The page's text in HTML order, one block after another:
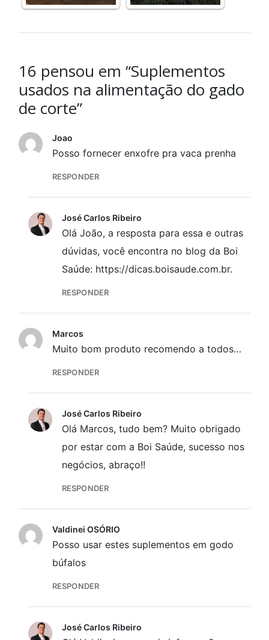
16 pensou em “Suplementos
usados na alimentação do gado
de corte”
Joao
Posso fornecer enxofre pra vaca prenha
RESPONDER
José Carlos Ribeiro
Olá João, a resposta para essa e outras
dúvidas, você encontra no blog da Boi
Saúde: https://dicas.boisaude.com.br.
RESPONDER
Marcos
Muito bom produto recomendo a todos…
RESPONDER
José Carlos Ribeiro
Olá Marcos, tudo bem? Muito obrigado
por estar com a Boi Saúde, sucesso nos
negócios, abraço!!
RESPONDER
Valdinei OSÓRIO
Posso usar estes suplementos em godo
búfalos
RESPONDER
José Carlos Ribeiro